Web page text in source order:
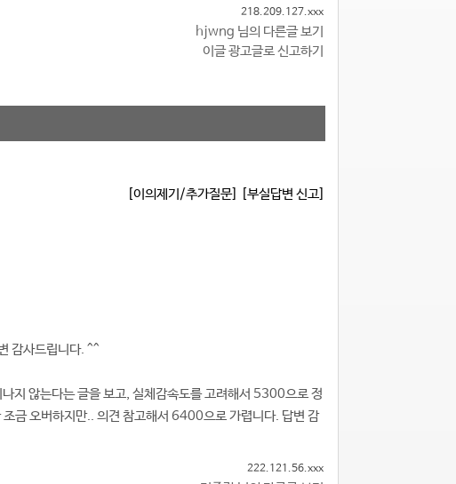
218.209.127.xxx
hjwng 님의 다른글 보기
이글 광고글로 신고하기
[이의제기/추가질문] [부실답변 신고]
감사드립니다. ^^
않는다는 글을 보고, 실체감속도를 고려해서 5300으로 정
금 오버하지만.. 의견 참고해서 6400으로 가렵니다. 답변 감
222.121.56.xxx